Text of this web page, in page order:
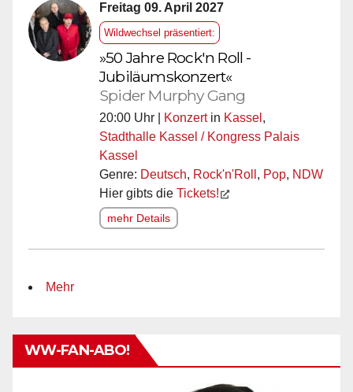
Freitag 09. April 2027
Wildwechsel präsentiert:
»50 Jahre Rock'n Roll -
Jubiläumskonzert«
Spider Murphy Gang
20:00 Uhr | Konzertin Kassel ,
Stadthalle Kassel / Kongress Palais
Kassel
Genre: Deutsch, Rock'n'Roll , Pop, NDW
Hier gibts die Tickets!
mehr Details
Mehr
WW-FAN-ABO!